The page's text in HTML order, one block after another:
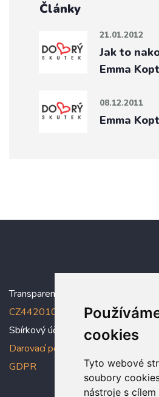
cookies
Tyto webové
soubory
nástroje s cílem
Články
21.01.2012
Jak to
Emma
08.12.2011
Emma
Transparentní účet:
CZ4420100000005005005006
Sbírkový účet: 5005005022/2010
Darovací podmínky
GDPR